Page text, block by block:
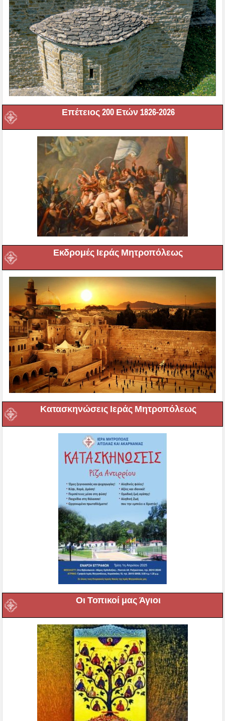
Επέτειος 200 Ετών 1826-2026
Εκδρομές Ιεράς Μητροπόλεως
Κατασκηνώσεις Ιεράς Μητροπόλεως
Οι Τοπικοί μας Άγιοι